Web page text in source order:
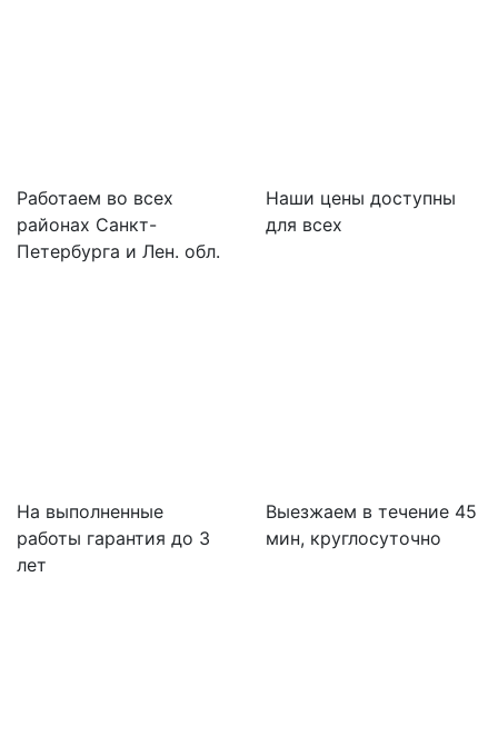
Работаем во всех
районах Санкт-
Петербурга и Лен. обл.
Наши цены доступны
для всех
На выполненные
работы гарантия до 3
лет
Выезжаем в течение 45
мин, круглосуточно